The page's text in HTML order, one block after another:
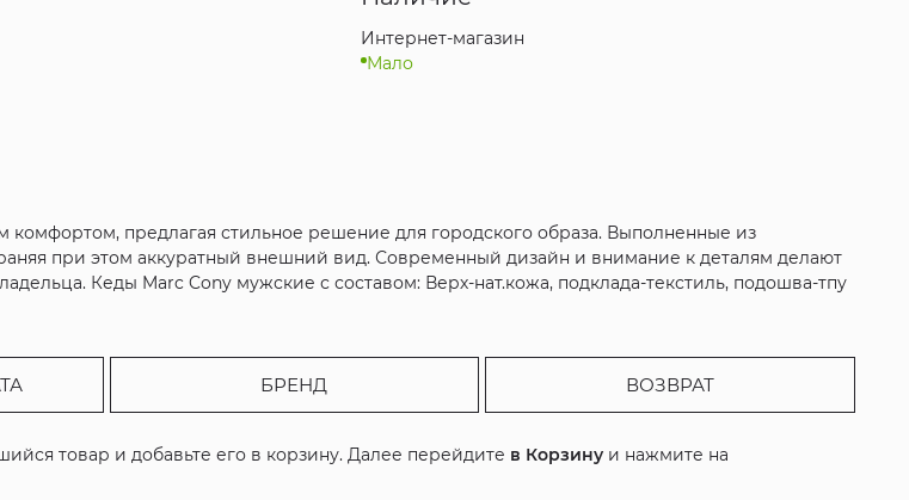
Интернет-магазин
Мало
предлагая стильное решение для городского образа. Выполненные из
при этом аккуратный внешний вид. Современный дизайн и внимание к деталям делают
Кеды Marc Cony мужские с составом: Верх-нат.кожа, подклада-текстиль, подошва-тпу
БРЕНД ВОЗВРАТ
товар и добавьте его в корзину. Далее перейдите в Корзину и нажмите на